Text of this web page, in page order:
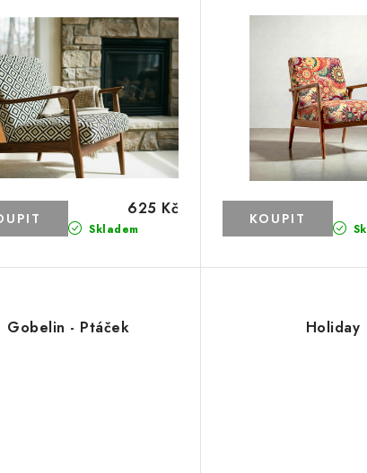
Skladem
625 Kč
Gobelin - Ptáček Holiday